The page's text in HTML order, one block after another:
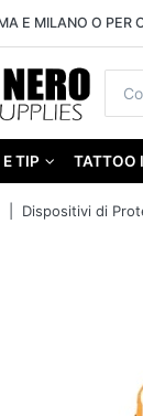
E MILANO O PER
E TIP TATTOO
Dispositivi di